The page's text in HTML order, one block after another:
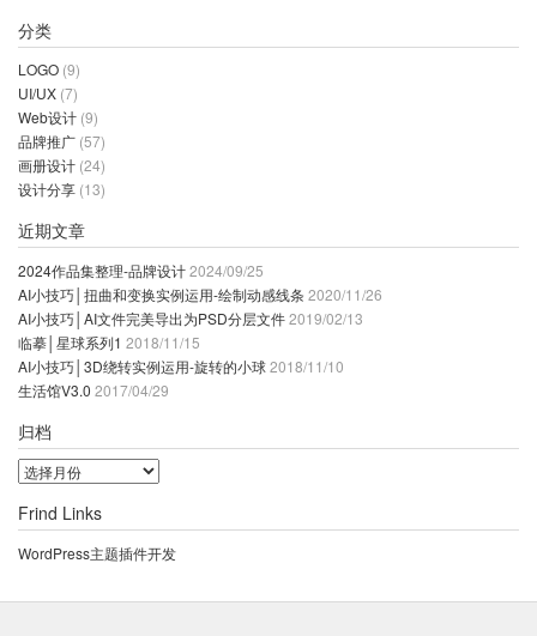
分类
LOGO (9)
UI/UX (7)
Web设计 (9)
品牌推广 (57)
画册设计 (24)
设计分享 (13)
近期文章
2024作品集整理-品牌设计2024/09/25
AI小技巧│扭曲和变换实例运用-绘制动感线条 2020/11/26
AI小技巧│AI文件完美导出为PSD分层文件2019/02/13
临摹│星球系列1 2018/11/15
AI小技巧│3D绕转实例运用-旋转的小球2018/11/10
生活馆V3.0 2017/04/29
归档
归
档
Frind Links
WordPress主题插件开发